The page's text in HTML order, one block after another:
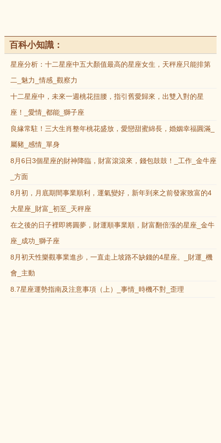
百科小知識：
星座分析：十二星座中五大顏值最高的星座女生，天秤座只能排第
二_魅力_情感_觀察力
十二星座中，未來一週桃花扭腰，指引舊愛歸來，出雙入對的星
座！_愛情_都能_獅子座
良緣常駐！三大生肖整年桃花盛放，愛戀甜蜜綿長，婚姻幸福圓滿_
屬豬_感情_單身
8月6日3個星座的財神降臨，財富滾滾來，錢包鼓鼓！_工作_金牛座
_方面
8月初，月底期間事業順利，運氣變好，新年到來之前發家致富的4
大星座_財富_初至_天秤座
在之後的日子裡即將圓夢，財運順事業順，財富翻倍漲的星座_金牛
座_成功_獅子座
8月初天性樂觀事業進步，一直走上坡路不缺錢的4星座。_財運_機
會_主動
8.7星座運勢指南及注意事項（上）_事情_時機不對_歪理